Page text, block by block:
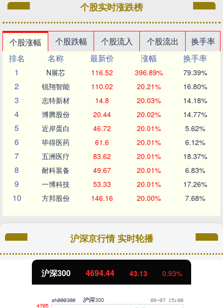
个股实时涨跌榜
个股涨幅 个股跌幅 个股流入 个股流出
换手率
排名
名称 最新价 涨幅
换手率
1
N展芯 116.52 396.89% 79.39%
2 锐翔智能 110.02 20.21% 16.80%
3 志特新材 14.8 20.03% 14.18%
4 博腾股份 20.44 20.02% 14.77%
5 近岸蛋白 46.72 20.01% 5.62%
6 毕得医药 61.6 20.01% 6.12%
7 五洲医疗 83.62 20.01% 18.37%
8 耐科装备 49.67 20.01% 6.83%
9 一博科技 53.33 20.01% 17.26%
10 方邦股份 146.16 20.00% 7.68%
沪深京行情 实时轮播
沪深300 4694.44 43.13 0.93%